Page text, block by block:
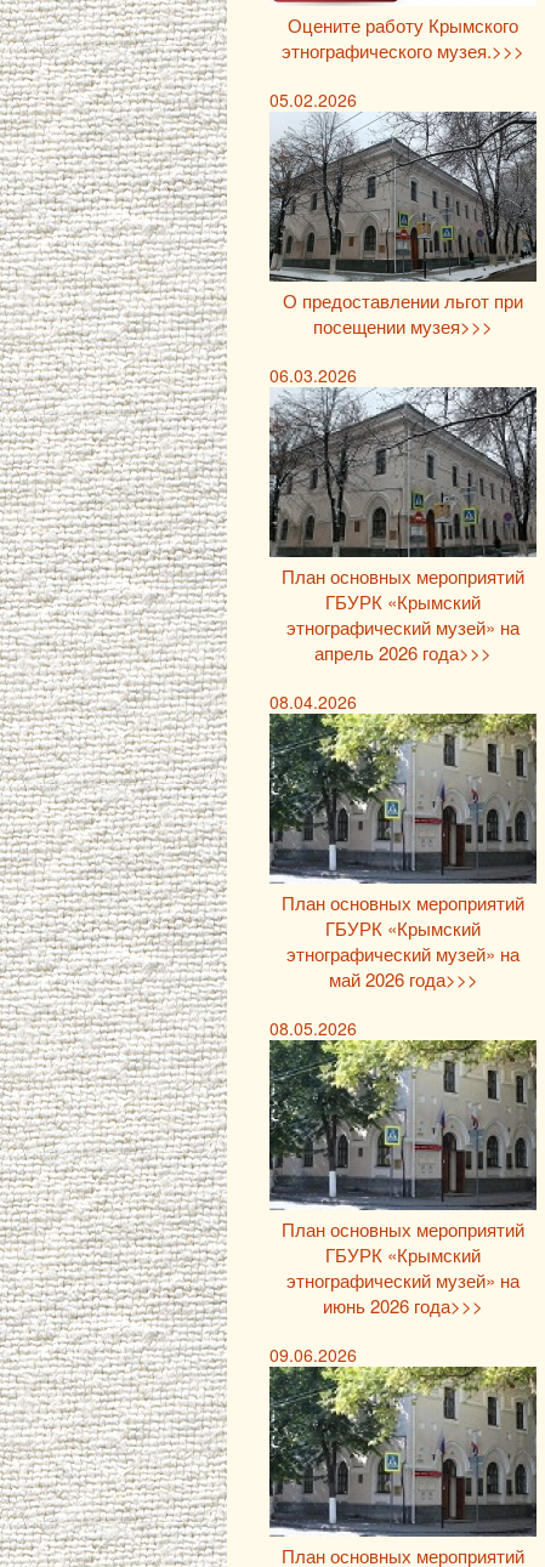
Оцените работу Крымского
этнографического музея.>>>
05.02.2026
О предоставлении льгот при
посещении музея>>>
06.03.2026
План основных мероприятий
ГБУРК «Крымский
этнографический музей» на
апрель 2026 года>>>
08.04.2026
План основных мероприятий
ГБУРК «Крымский
этнографический музей» на
май 2026 года>>>
08.05.2026
План основных мероприятий
ГБУРК «Крымский
этнографический музей» на
июнь 2026 года>>>
09.06.2026
План основных мероприятий